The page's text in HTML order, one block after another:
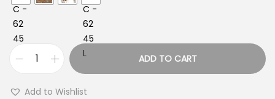
ADD TO CART
Add to Wishlist